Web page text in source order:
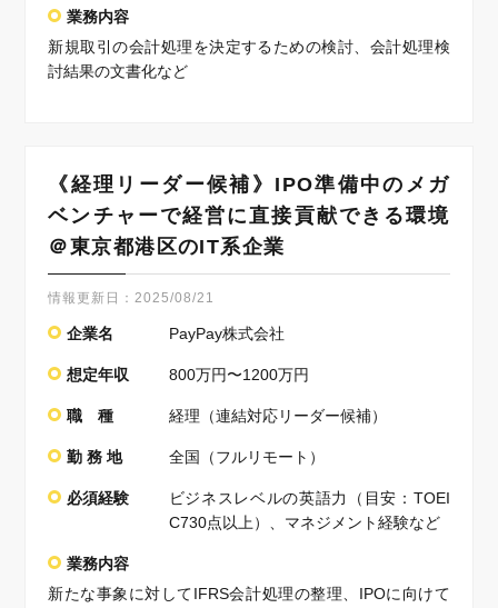
業務内容
新規取引の会計処理を決定するための検討、会計処理検
討結果の文書化など
《経理リーダー候補》IPO準備中のメガ
ベンチャーで経営に直接貢献できる環境
＠東京都港区のIT系企業
情報更新日：2025/08/21
企業名 PayPay株式会社
想定年収 800万円〜1200万円
職 種 経理（連結対応リーダー候補）
勤 務 地 全国（フルリモート）
必須経験
ビジネスレベルの英語力（目安：TOEI
C730点以上）、マネジメント経験など
業務内容
新たな事象に対してIFRS会計処理の整理、IPOに向けて